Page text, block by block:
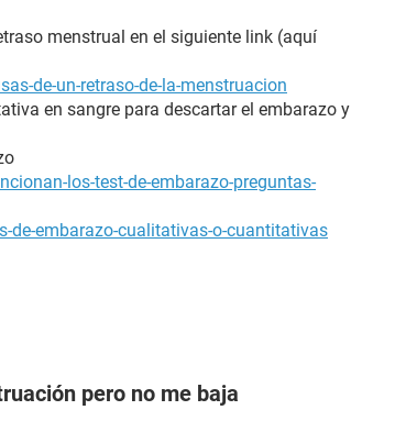
menstrual en el siguiente link (aquí
de-un-retraso-de-la-menstruacion
en sangre para descartar el embarazo y
los-test-de-embarazo-preguntas-
embarazo-cualitativas-o-cuantitativas
pero no me baja